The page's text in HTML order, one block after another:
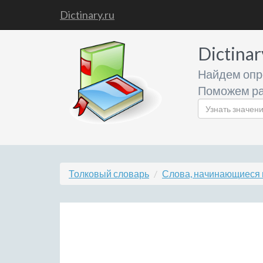
Dictinary.ru
Найдем
Поможем
Толковый словарь Слова, начинающиеся